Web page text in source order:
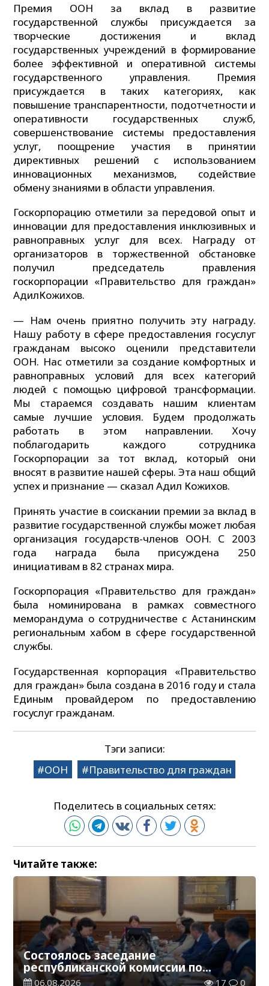
Премия ООН за вклад в развитие
государственной службы присуждается за
творческие достижения и вклад
государственных учреждений в формирование
более эффективной и оперативной системы
государственного управления. Премия
присуждается в таких категориях, как
повышение транспарентности, подотчетности и
оперативности государственных служб,
совершенствование системы предоставления
услуг, поощрение участия в принятии
директивных решений с использованием
инновационных механизмов, содействие
обмену знаниями в области управления.
Госкорпорацию отметили за передовой опыт и
инновации для предоставления инклюзивных и
равноправных услуг для всех. Награду от
организаторов в торжественной обстановке
получил председатель правления
госкорпорации «Правительство для граждан»
АдилКожихов.
— Нам очень приятно получить эту награду.
Нашу работу в сфере предоставления госуслуг
гражданам высоко оценили представители
ООН. Нас отметили за создание комфортных и
равноправных условий для всех категорий
людей с помощью цифровой трансформации.
Мы стараемся создавать нашим клиентам
самые лучшие условия. Будем продолжать
работать в этом направлении. Хочу
поблагодарить каждого сотрудника
Госкорпорации за тот вклад, который они
вносят в развитие нашей сферы. Эта наш общий
успех и признание — сказал Адил Кожихов.
Принять участие в соискании премии за вклад в
развитие государственной службы может любая
организация государств-членов ООН. С 2003
года награда была присуждена 250
инициативам в 82 странах мира.
Госкорпорация «Правительство для граждан»
была номинирована в рамках совместного
меморандума о сотрудничестве с Астанинским
региональным хабом в сфере государственной
службы.
Государственная корпорация «Правительство
для граждан» была создана в 2016 году и стала
Единым провайдером по предоставлению
госуслуг гражданам.
Тэги записи:
ООН
Правительство для граждан
Поделитесь в социальных сетях:
Читайте также:
Состоялось заседание
республиканской комиссии по
присуждению образовательных
06.08.2026 17 0